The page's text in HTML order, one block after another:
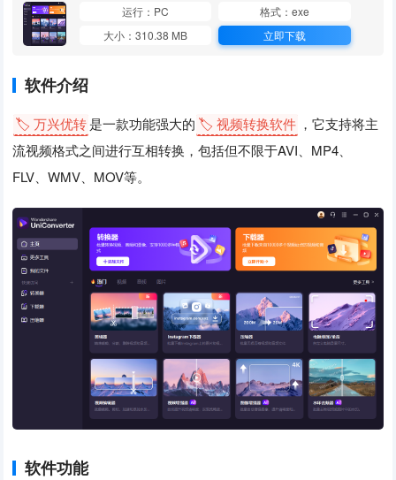
运行：PC
格式：exe
大小：310.38 MB
立即下载
软件介绍
🏷️ 万兴优转是一款功能强大的 🏷️ 视频转换软件 ，它支持将主
流视频格式之间进行互相转换，包括但不限于AVI、MP4、
FLV、WMV、MOV等。
软件功能